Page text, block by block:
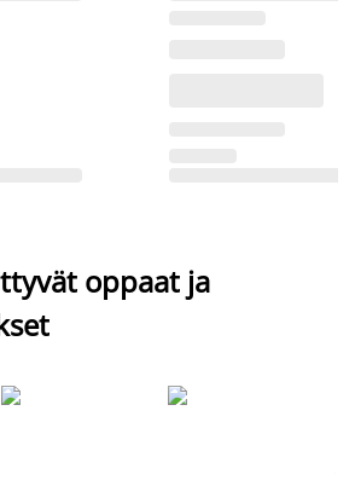
oppaat ja